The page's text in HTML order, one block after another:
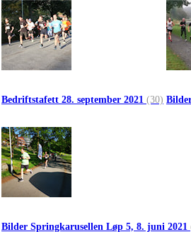
Bedriftstafett 28. september 2021 (30)
Bilder Springkarusellen Løp 5, 8. juni 2021